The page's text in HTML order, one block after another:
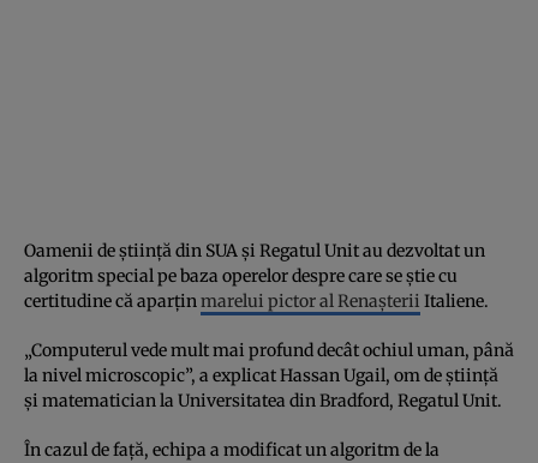
Oamenii de știință din SUA și Regatul Unit au dezvoltat un
algoritm special pe baza operelor despre care se știe cu
certitudine că aparținmarelui pictor al Renașterii Italiene.
„Computerul vede mult mai profund decât ochiul uman, până
la nivel microscopic”, a explicat Hassan Ugail, om de știință
și matematician la Universitatea din Bradford, Regatul Unit.
În cazul de față, echipa a modificat un algoritm de la